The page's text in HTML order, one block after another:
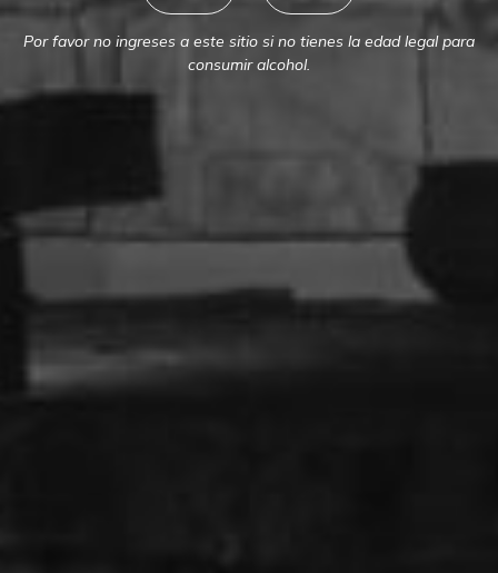
Por favor no ingreses a este sitio si no tienes la edad legal para
consumir alcohol.